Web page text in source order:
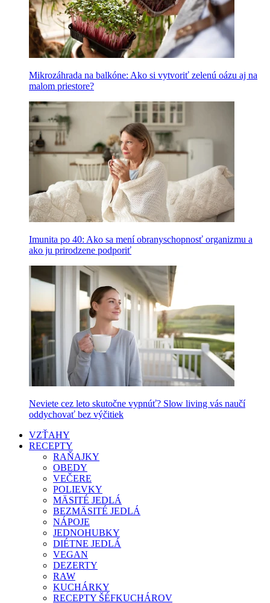
Mikrozáhrada na balkóne: Ako si vytvoriť zelenú oázu aj na
malom priestore?
Imunita po 40: Ako sa mení obranyschopnosť organizmu a
ako ju prirodzene podporiť
Neviete cez leto skutočne vypnúť? Slow living vás naučí
oddychovať bez výčitiek
VZŤAHY
RECEPTY
RAŇAJKY
OBEDY
VEČERE
POLIEVKY
MÄSITÉ JEDLÁ
BEZMÄSITÉ JEDLÁ
NÁPOJE
JEDNOHUBKY
DIÉTNE JEDLÁ
VEGAN
DEZERTY
RAW
KUCHÁRKY
RECEPTY ŠÉFKUCHÁROV